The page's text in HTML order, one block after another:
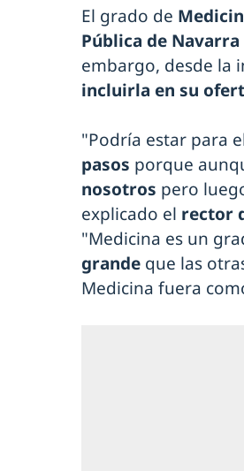
El grado de
Pública de Navarra
embargo, desde la
incluirla en su
"Podría estar para
pasos porque
nosotros pero
explicado el rector
"Medicina es un
grande que las
Medicina fuera